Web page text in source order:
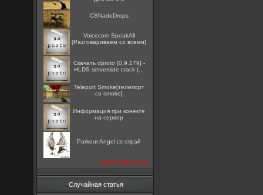
CSNadeDrops
Voicecom SpeakAll
[Разговариваем со всеми]
Скачать dproto [0.9.179] -
HLDS serverside crack (...
Teleport Smoke[телепорт
со smoke]
Информация при конекте
на сервер
Parkour Angel cs спрай
посмотреть все
Случайная статья